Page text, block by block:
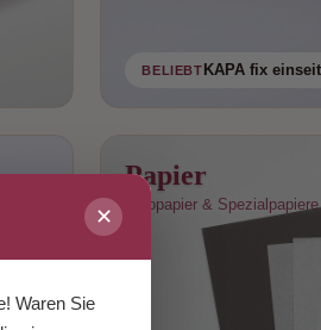
✕
Waren Sie
BELIEBT
Papier
Fotopapier & Spezialpapiere